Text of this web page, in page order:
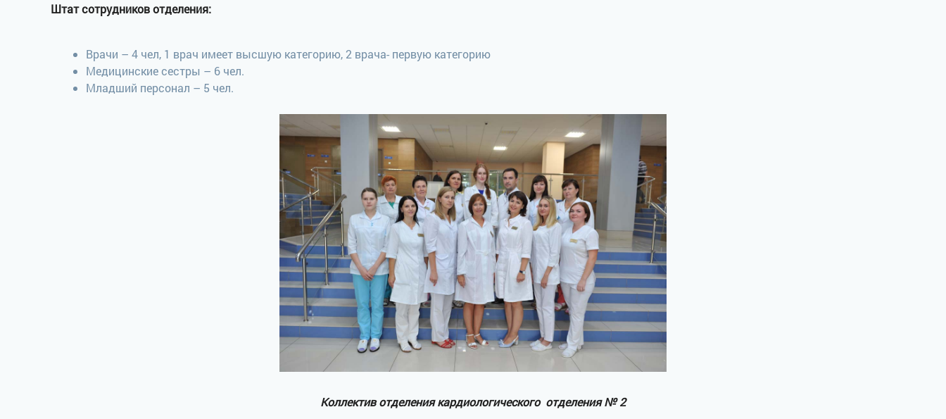
Штат сотрудников отделения:
Врачи – 4 чел, 1 врач имеет высшую категорию, 2 врача- первую категорию
Медицинские сестры – 6 чел.
Младший персонал – 5 чел.
Коллектив отделения кардиологического отделения № 2